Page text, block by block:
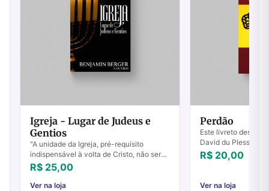
Igreja - Lugar de Judeus e
Gentios
"A unidade da Igreja, pré-requisito
indispensável à volta de Cristo, não será
completa sem que dela façam parte os
cristãos gentios e os judeus messiânicos"
...
R$ 25,00
Ver na loja
Perdão
Este livreto
David du Plessis
poderoso
carismática. Esta
R$ 20,00
Ver na loja